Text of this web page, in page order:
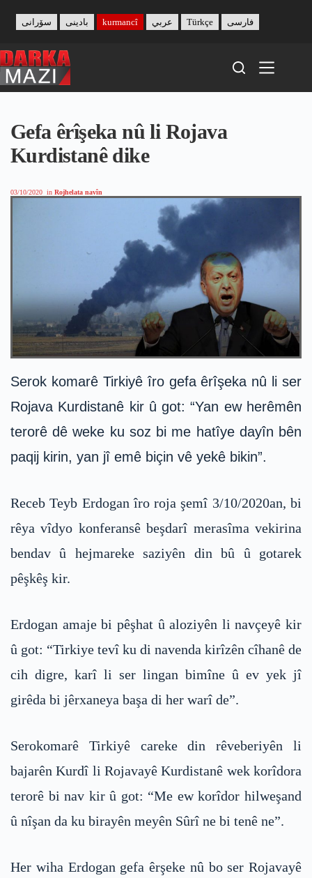
content
بادینی سۆرانی kurmancî عربي Türkçe فارسی
Gefa êrîşeka nû li Rojava
Kurdistanê dike
03/10/2020 in Rojhelata navîn
Serok komarê Tirkiyê îro gefa êrîşeka nû li ser
Rojava Kurdistanê kir û got: “Yan ew herêmên
terorê dê weke ku soz bi me hatîye dayîn bên
paqij kirin, yan jî emê biçin vê yekê bikin”.
Receb Teyb Erdogan îro roja şemî 3/10/2020an, bi
rêya vîdyo konferansê beşdarî merasîma vekirina
bendav û hejmareke saziyên din bû û gotarek
pêşkêş kir.
Erdogan amaje bi pêşhat û aloziyên li navçeyê kir
û got: “Tirkiye tevî ku di navenda kirîzên cîhanê de
cih digre, karî li ser lingan bimîne û ev yek jî
girêda bi jêrxaneya başa di her warî de”.
Serokomarê Tirkiyê careke din rêveberiyên li
bajarên Kurdî li Rojavayê Kurdistanê wek korîdora
terorê bi nav kir û got: “Me ew korîdor hilweşand
û nîşan da ku birayên meyên Sûrî ne bi tenê ne”.
Her wiha Erdogan gefa êrşeke nû bo ser Rojavayê